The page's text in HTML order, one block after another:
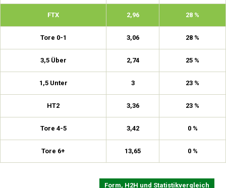
FTX 2,96 28 %
Tore 0-1 3,06 28 %
3,5 Über 2,74 25 %
1,5 Unter 3 23 %
HT2 3,36 23 %
Tore 4-5 3,42 0 %
Tore 6+ 13,65 0 %
Form, H2H und Statistikvergleich